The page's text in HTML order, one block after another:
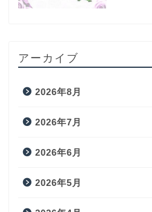
アーカイブ
2026年8月
2026年7月
2026年6月
2026年5月